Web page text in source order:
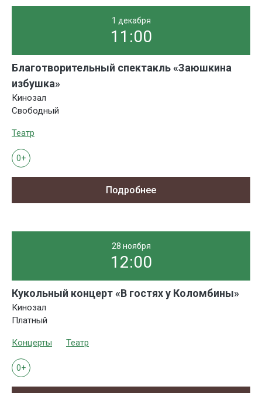
1 декабря
11:00
Благотворительный спектакль «Заюшкина
избушка»
Кинозал
Свободный
Театр
0+
Подробнее
28 ноября
12:00
Кукольный концерт «В гостях у Коломбины»
Кинозал
Платный
Концерты Театр
0+